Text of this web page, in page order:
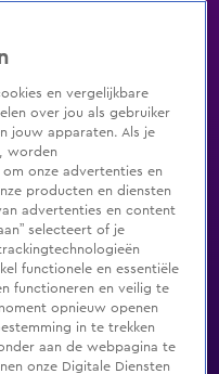
Zenders Genres
De Bondgenoten
en vergelijkbare
over jou als gebruiker
jouw apparaten. Als je
worden
onze advertenties en
producten en diensten
advertenties en content
selecteert of je
functionele en essentiële
functioneren en veilig te
opnieuw openen
in te trekken
aan de webpagina te
onze Digitale Diensten